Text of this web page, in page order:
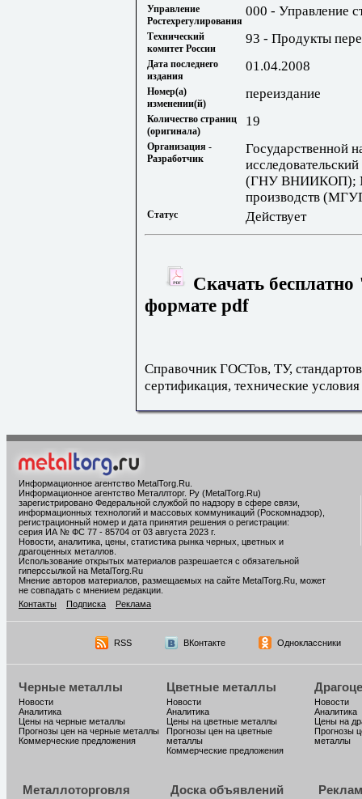
Управление
Ростехрегулирования
000 - Управление
Технический
комитет России
93 - Продукты
Дата последнего
издания
01.04.2008
Номер(а)
изменении(й)
переиздание
Количество страниц
(оригинала)
19
Организация -
Разработчик
Государственной
(ГНУ ВНИИКОП);
производств
Статус Действует
Скачать
формате pdf
Справочник ГОСТов, ТУ,
сертификация, технические условия
Информационное агентство MetalTorg.Ru
Информационное агентство Металлторг. Ру (MetalTorg.Ru)
зарегистрировано Федеральной службой по надзору в сфере связи,
информационных технологий и массовых коммуникаций (Роскомнадзор),
регистрационный номер и дата принятия решения о регистрации:
серия ИА № ФС 77 - 85704 от 03 августа 2023 г.
Новости, аналитика, цены, статистика рынка черных, цветных и
драгоценных металлов.
Использование открытых материалов разрешается с обязательной
гиперссылкой на MetalTorg.Ru
Мнение авторов материалов, размещаемых на сайте MetalTorg.Ru, может
не совпадать с мнением редакции.
Контакты
Подписка Реклама
RSS ВКонтакте Одноклассники
Черные металлы
Новости
Аналитика
Цены на черные металлы
Прогнозы цен на черные металлы
Коммерческие предложения
Цветные металлы
Новости
Аналитика
Цены на цветные металлы
Прогнозы цен на цветные
металлы
Коммерческие предложения
Новости
Аналитика
Цены на
Прогнозы
металлы
Металлоторговля Доска объявлений